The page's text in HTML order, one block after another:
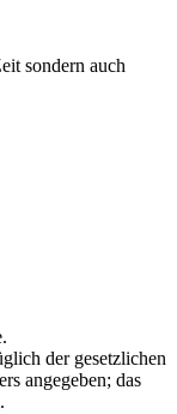
sondern auch
der gesetzlichen
angegeben; das